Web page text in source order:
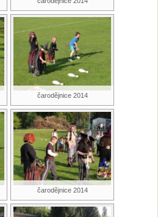
čarodějnice 2014
čarodějnice 2014